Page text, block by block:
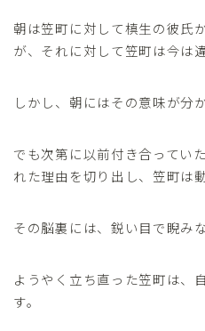
朝は笠町に対して槙生の彼氏
が、それに対して笠町は今は
しかし、朝にはその意味が分
でも次第に以前付き合ってい
れた理由を切り出し、笠町は
その脳裏には、鋭い目で睨み
ようやく立ち直った笠町は、
す。